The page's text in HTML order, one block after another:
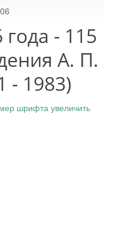
- 115
А. П.
- 1983)
шрифта увеличить